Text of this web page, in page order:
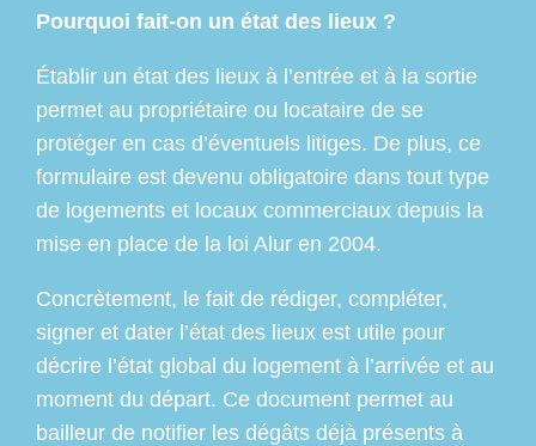
Pourquoi fait-on un état des lieux ?
Établir un état des lieux à l’entrée et à la sortie
permet au propriétaire ou locataire de se
protéger en cas d’éventuels litiges. De plus, ce
formulaire est devenu obligatoire dans tout type
de logements et locaux commerciaux depuis la
mise en place de la loi Alur en 2004.
Concrètement, le fait de rédiger, compléter,
signer et dater l’état des lieux est utile pour
décrire l’état global du logement à l’arrivée et au
moment du départ. Ce document permet au
bailleur de notifier les dégâts déjà présents à